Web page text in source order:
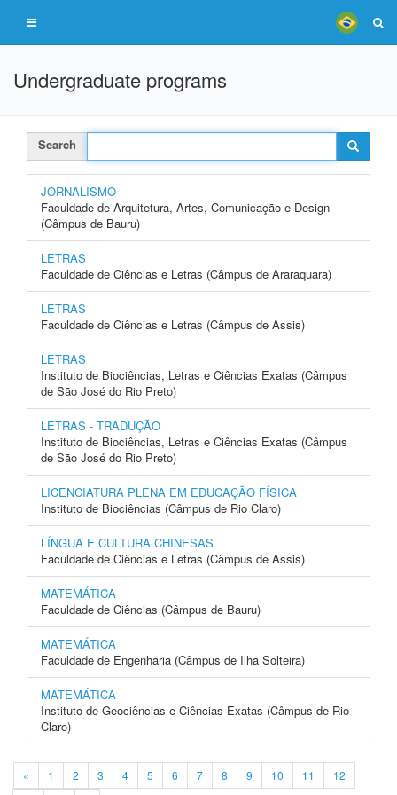
Undergraduate programs
Search
JORNALISMO
Faculdade de Arquitetura, Artes, Comunicação e Design
(Câmpus de Bauru)
LETRAS
Faculdade de Ciências e Letras (Câmpus de Araraquara)
LETRAS
Faculdade de Ciências e Letras (Câmpus de Assis)
LETRAS
Instituto de Biociências, Letras e Ciências Exatas (Câmpus
de São José do Rio Preto)
LETRAS - TRADUÇÃO
Instituto de Biociências, Letras e Ciências Exatas (Câmpus
de São José do Rio Preto)
LICENCIATURA PLENA EM EDUCAÇÃO FÍSICA
Instituto de Biociências (Câmpus de Rio Claro)
LÍNGUA E CULTURA CHINESAS
Faculdade de Ciências e Letras (Câmpus de Assis)
MATEMÁTICA
Faculdade de Ciências (Câmpus de Bauru)
MATEMÁTICA
Faculdade de Engenharia (Câmpus de Ilha Solteira)
MATEMÁTICA
Instituto de Geociências e Ciências Exatas (Câmpus de Rio
Claro)
« 1 2 3 4 5 6 7 8 9 10 11
12